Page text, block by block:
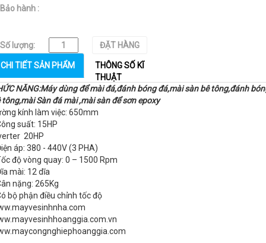
Bảo hành :
Số lượng: ĐẶT HÀNG
CHI TIẾT SẢN PHẨM
THÔNG SỐ KĨ
THUẬT
NĂNG:Máy dùng để mài đá,đánh bóng đá,mài sàn bê tông,đánh
tông,mài Sàn đá mài ,mài sàn để sơn epoxy
kính làm việc: 650mm
suất: 15HP
20HP
áp: 380 - 440V (3 PHA)
độ vòng quay: 0 – 1500 Rpm
mài: 12 dĩa
nặng: 265Kg
bộ phận điều chỉnh tốc độ